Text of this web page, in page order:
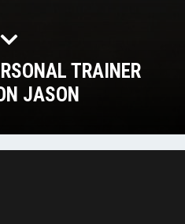
TRAINER
JASON